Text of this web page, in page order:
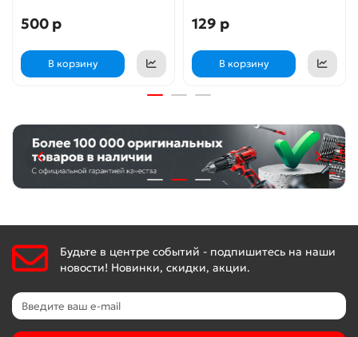
500 р
В корзину
129 р
В корзину
Будьте в центре событий - подпишитесь на наши
новости! Новинки, скидки, акции.